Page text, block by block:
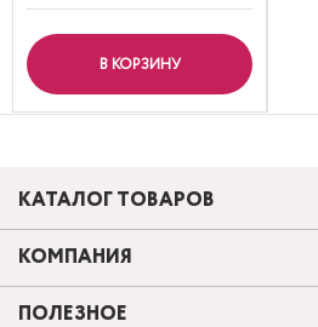
В КОРЗИНУ
КАТАЛОГ ТОВАРОВ
КОМПАНИЯ
ПОЛЕЗНОЕ